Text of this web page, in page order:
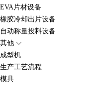
EVA片材设备
橡胶冷却出片设备
自动称量投料设备
其他
成型机
生产工艺流程
模具